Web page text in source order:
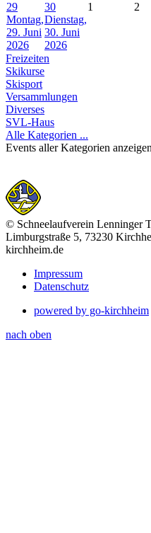
29
Montag,
29. Juni
2026
30
Dienstag,
30. Juni
2026
1 2
Freizeiten
Skikurse
Skisport
Versammlungen
Diverses
SVL-Haus
Alle Kategorien ...
Events aller Kategorien anzeigen
© Schneelaufverein Lenninger
Limburgstraße 5, 73230
kirchheim.de
Impressum
Datenschutz
powered by go-kirchheim
nach oben